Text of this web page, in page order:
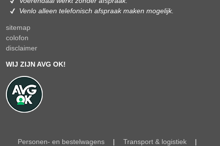
Venlo alleentelefonisch afspraak maken mogelijk.
sitemap
colofon
disclaimer
WIJ ZIJN AVG OK!
Personen- en bestelwagens | Transport & logistiek
|